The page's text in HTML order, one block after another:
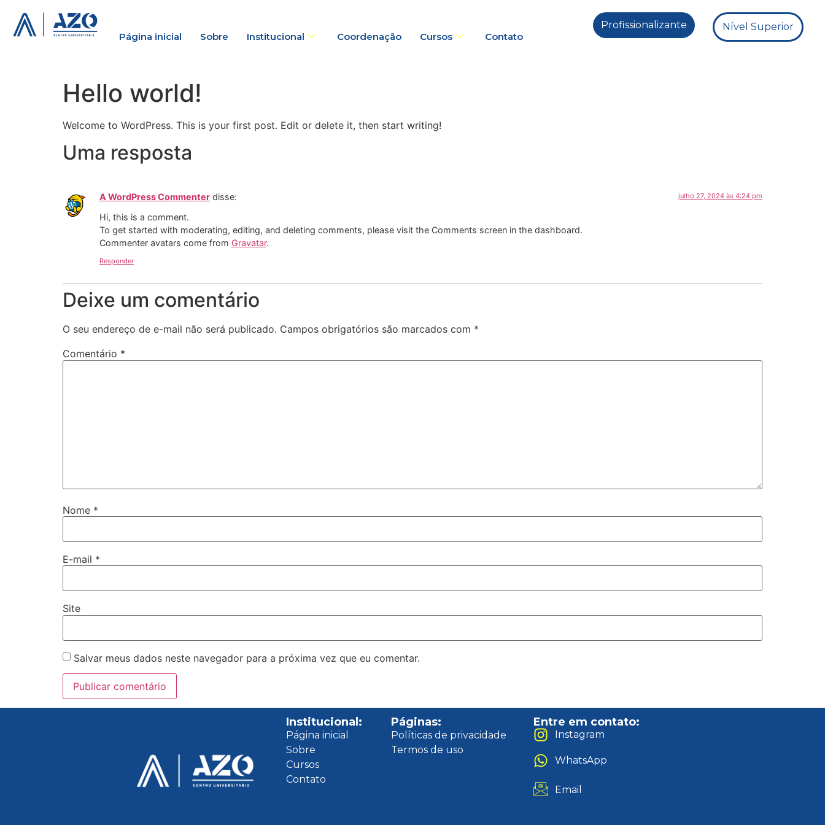
Página inicial Sobre Institucional Coordenação Cursos Contato
Profissionalizante Nível Superior
Hello world!
Welcome to WordPress. This is your first post. Edit or delete it, then start writing!
Uma resposta
A WordPress Commenter disse: julho 27, 2024 às 4:24 pm
Hi, this is a comment.
To get started with moderating, editing, and deleting comments, please visit the Comments screen in the dashboard.
Commenter avatars come from Gravatar.
Responder
Deixe um comentário
O seu endereço de e-mail não será publicado. Campos obrigatórios são marcados com *
Comentário *
Nome *
E-mail *
Site
Salvar meus dados neste navegador para a próxima vez que eu comentar.
Institucional:
Página inicial
Sobre
Cursos
Contato
Páginas:
Políticas de privacidade
Termos de uso
Entre em contato:
Instagram
WhatsApp
Email